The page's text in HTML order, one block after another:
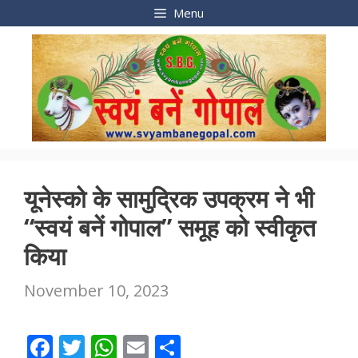
content
Menu
यूनेस्को के सामुद्रिक उपक्रम ने भी
“स्वयं बनें गोपाल” समूह को स्वीकृत
किया
November 10, 2023
F T W E